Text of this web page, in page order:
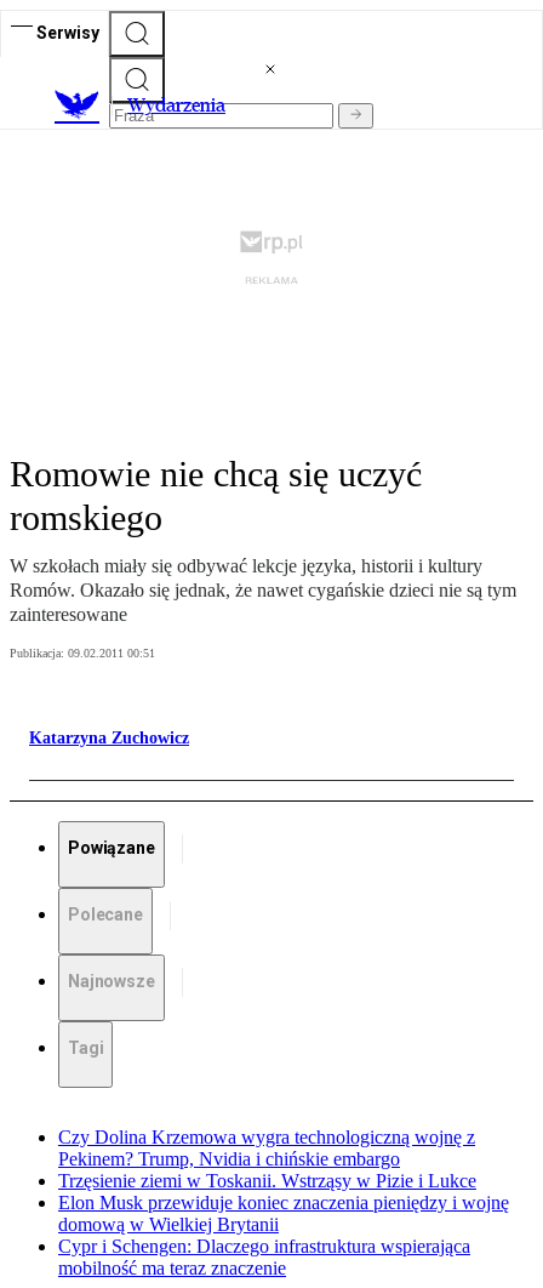
Serwisy
Wydarzenia
Romowie nie chcą się uczyć
romskiego
W szkołach miały się odbywać lekcje języka, historii i kultury
Romów. Okazało się jednak, że nawet cygańskie dzieci nie są tym
zainteresowane
Publikacja: 09.02.2011 00:51
Katarzyna Zuchowicz
Powiązane
Polecane
Najnowsze
Tagi
Czy Dolina Krzemowa wygra technologiczną wojnę z
Pekinem? Trump, Nvidia i chińskie embargo
Trzęsienie ziemi w Toskanii. Wstrząsy w Pizie i Lukce
Elon Musk przewiduje koniec znaczenia pieniędzy i wojnę
domową w Wielkiej Brytanii
Cypr i Schengen: Dlaczego infrastruktura wspierająca
mobilność ma teraz znaczenie